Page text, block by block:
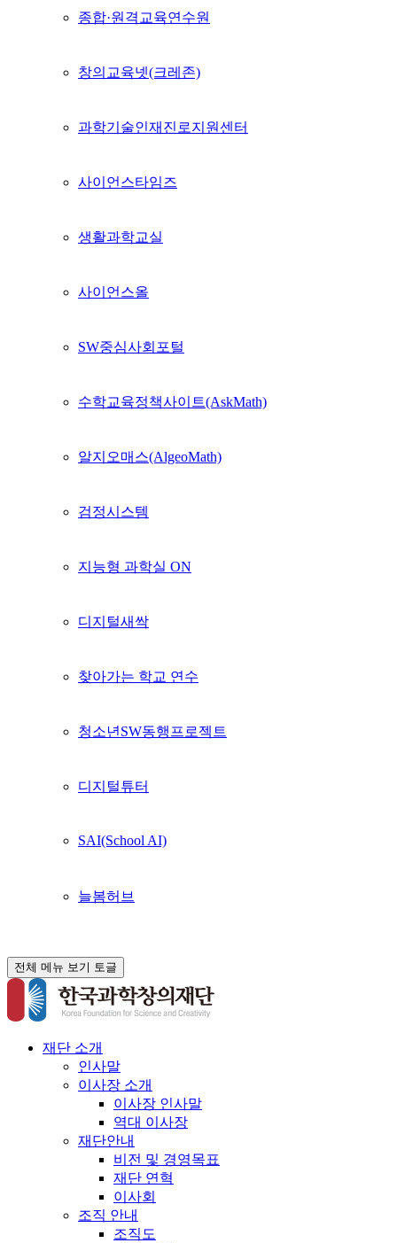
종합·원격교육연수원
창의교육넷(크레존)
과학기술인재진로지원센터
사이언스타임즈
생활과학교실
사이언스올
SW중심사회포털
수학교육정책사이트(AskMath)
알지오매스(AlgeoMath)
검정시스템
지능형 과학실 ON
디지털새싹
찾아가는 학교 연수
청소년SW동행프로젝트
디지털튜터
SAI(School AI)
늘봄허브
전체 메뉴 보기 토글
재단 소개
인사말
이사장 소개
이사장 인사말
역대 이사장
재단안내
비전 및 경영목표
재단 연혁
이사회
조직 안내
조직도